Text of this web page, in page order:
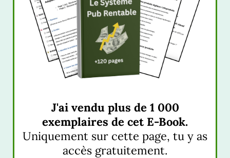
J'ai vendu plus de 1 000
exemplaires de cet E-Book.
Uniquement sur cette page, tu y as
accès gratuitement.